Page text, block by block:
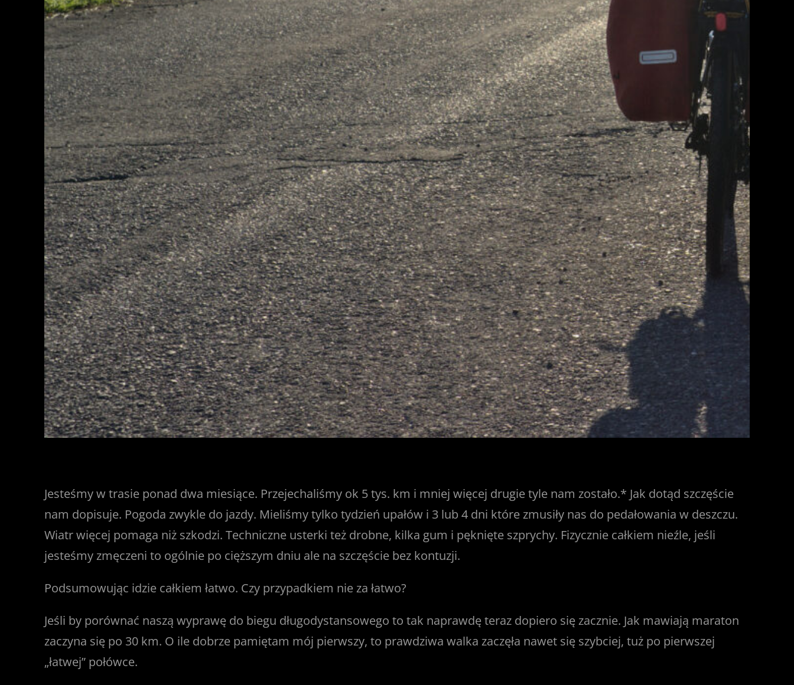
Jesteśmy w trasie ponad dwa miesiące. Przejechaliśmy ok 5 tys. km i mniej więcej drugie tyle nam zostało.* Jak dotąd szczęście
nam dopisuje. Pogoda zwykle do jazdy. Mieliśmy tylko tydzień upałów i 3 lub 4 dni które zmusiły nas do pedałowania w deszczu.
Wiatr więcej pomaga niż szkodzi. Techniczne usterki też drobne, kilka gum i pęknięte szprychy. Fizycznie całkiem nieźle, jeśli
jesteśmy zmęczeni to ogólnie po cięższym dniu ale na szczęście bez kontuzji.
Podsumowując idzie całkiem łatwo. Czy przypadkiem nie za łatwo?
Jeśli by porównać naszą wyprawę do biegu długodystansowego to tak naprawdę teraz dopiero się zacznie. Jak mawiają maraton
zaczyna się po 30 km. O ile dobrze pamiętam mój pierwszy, to prawdziwa walka zaczęła nawet się szybciej, tuż po pierwszej
„łatwej” połówce.